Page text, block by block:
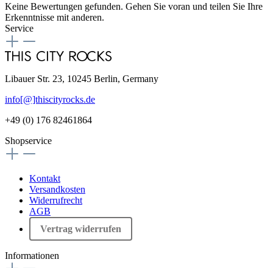
Keine Bewertungen gefunden. Gehen Sie voran und teilen Sie Ihre
Erkenntnisse mit anderen.
Service
Libauer Str. 23, 10245 Berlin, Germany
info[@]thiscityrocks.de
+49 (0) 176 82461864
Shopservice
Kontakt
Versandkosten
Widerrufrecht
AGB
Vertrag widerrufen
Informationen